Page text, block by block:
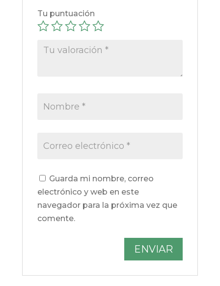
Tu puntuación
Guarda mi nombre, correo
electrónico y web en este
navegador para la próxima vez que
comente.